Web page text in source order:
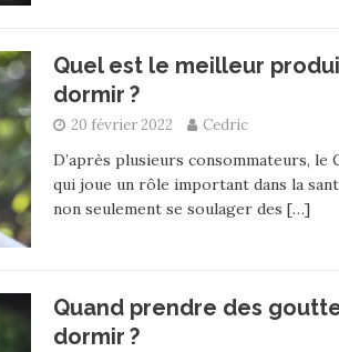
Quel est le meilleur
dormir ?
20 février 2022 Cedric
D’après plusieurs consommateurs, le
qui joue un rôle important dans la
non seulement se soulager des […]
Quand prendre des
dormir ?